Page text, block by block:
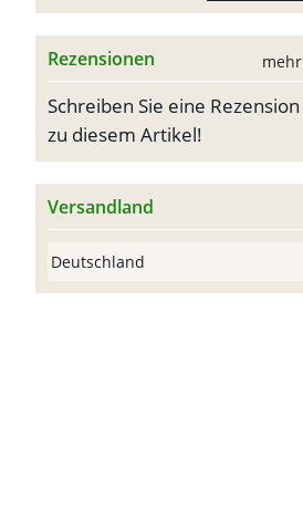
Rezensionen mehr
Schreiben Sie eine Rezension
zu diesem Artikel!
Versandland